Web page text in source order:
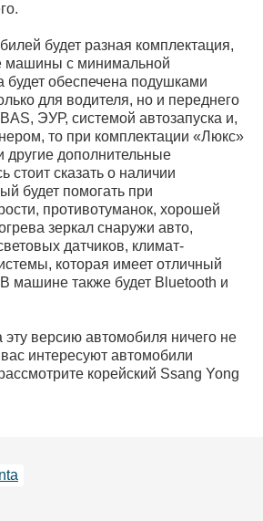
будет разная комплектация,
машины с минимальной
будет обеспечена подушками
для водителя, но и переднего
ЭУР, системой автозапуска и,
то при комплектации «Люкс»
другие дополнительные
стоит сказать о наличии
будет помогать при
противотуманок, хорошей
зеркал снаружи авто,
датчиков, климат-
которая имеет отличный
машине также будет Bluetooth и
эту версию автомобиля ничего не
интересуют автомобили
корейский Ssang Yong